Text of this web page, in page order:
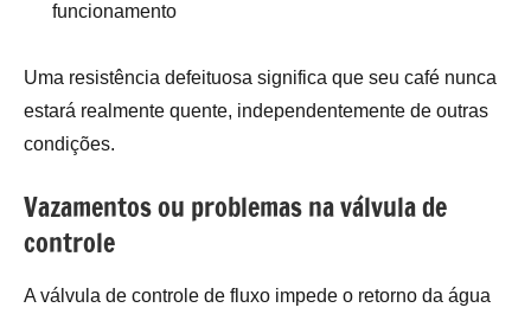
funcionamento
Uma resistência defeituosa significa que seu café nunca
estará realmente quente, independentemente de outras
condições.
Vazamentos ou problemas na válvula de
controle
A válvula de controle de fluxo impede o retorno da água